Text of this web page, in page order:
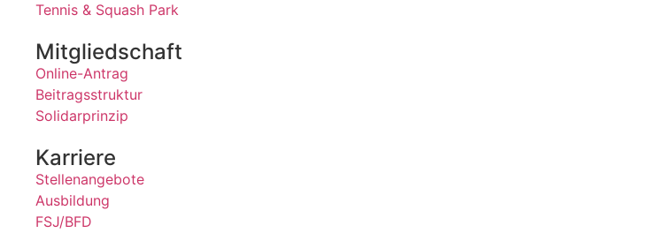
Tennis & Squash Park
Mitgliedschaft
Online-Antrag
Beitragsstruktur
Solidarprinzip
Karriere
Stellenangebote
Ausbildung
FSJ/BFD